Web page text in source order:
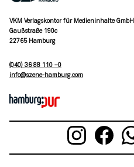
VKM Verlagskontor für Medieninhalte GmbH
Gaußstraße 190c
22765 Hamburg
(040) 36 88 110 –0
moc.grubmah-enezs@ofni